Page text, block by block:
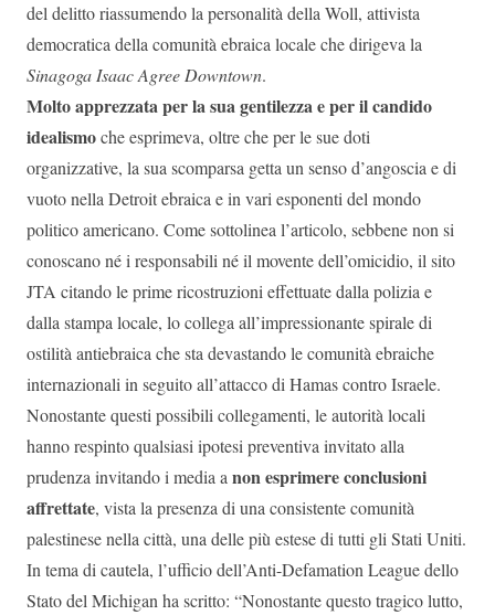
del delitto riassumendo la personalità della Woll, attivista
democratica della comunità ebraica locale che dirigeva la
Sinagoga Isaac Agree Downtown.
Molto apprezzata per la sua gentilezza e per il candido
idealismoche esprimeva, oltre che per le sue doti
organizzative, la sua scomparsa getta un senso d’angoscia e di
vuoto nella Detroit ebraica e in vari esponenti del mondo
politico americano. Come sottolinea l’articolo, sebbene non si
conoscano né i responsabili né il movente dell’omicidio, il sito
JTA citando le prime ricostruzioni effettuate dalla polizia e
dalla stampa locale, lo collega all’impressionante spirale di
ostilità antiebraica che sta devastando le comunità ebraiche
internazionali in seguito all’attacco di Hamas contro Israele.
Nonostante questi possibili collegamenti, le autorità locali
hanno respinto qualsiasi ipotesi preventiva invitato alla
prudenza invitando i media a non esprimere conclusioni
affrettate, vista la presenza di una consistente comunità
palestinese nella città, una delle più estese di tutti gli Stati Uniti.
In tema di cautela, l’ufficio dell’Anti-Defamation League dello
Stato del Michigan ha scritto: “Nonostante questo tragico lutto,